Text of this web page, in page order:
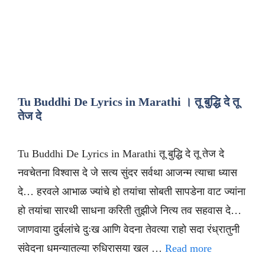
Tu Buddhi De Lyrics in Marathi । तू बुद्धि दे तू
तेज दे
Tu Buddhi De Lyrics in Marathi तू बुद्धि दे तू तेज दे
नवचेतना विश्वास दे जे सत्य सुंदर सर्वथा आजन्म त्याचा ध्यास
दे… हरवले आभाळ ज्यांचे हो तयांचा सोबती सापडेना वाट ज्यांना
हो तयांचा सारथी साधना करिती तुझीजे नित्य तव सहवास दे…
जाणवाया दुर्बलांचे दुःख आणि वेदना तेवत्या राहो सदा रंध्रातुनी
संवेदना धमन्यातल्या रुधिरासया खल … Read more